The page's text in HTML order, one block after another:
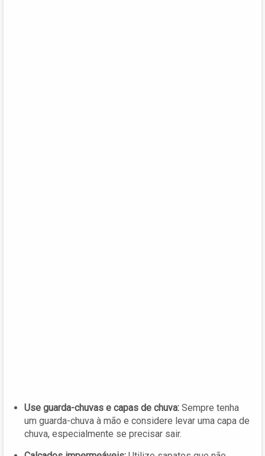
Use guarda-chuvas e capas de chuva: Sempre tenha
um guarda-chuva à mão e considere levar uma capa de
chuva, especialmente se precisar sair.